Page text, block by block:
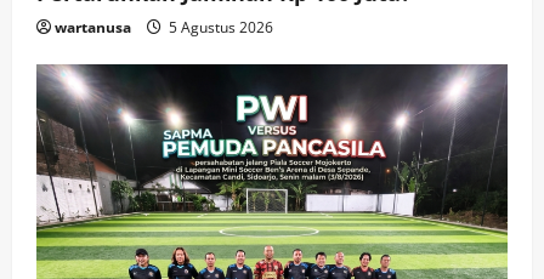
wartanusa 5 Agustus 2026